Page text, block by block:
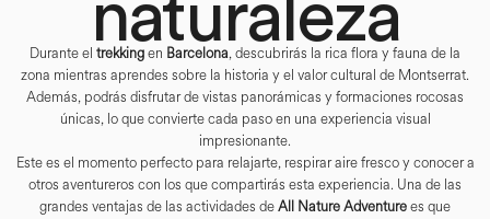
naturaleza
Durante el trekkingen Barcelona, descubrirás la rica flora y fauna de la
zona mientras aprendes sobre la historia y el valor cultural de Montserrat.
Además, podrás disfrutar de vistas panorámicas y formaciones rocosas
únicas, lo que convierte cada paso en una experiencia visual
impresionante.
Este es el momento perfecto para relajarte, respirar aire fresco y conocer a
otros aventureros con los que compartirás esta experiencia. Una de las
grandes ventajas de las actividades deAll Nature Adventurees que